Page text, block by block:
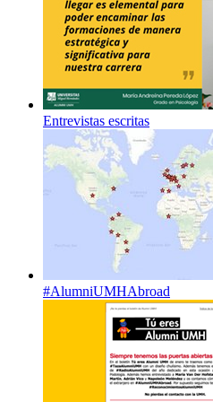
Entrevistas escritas
#AlumniUMHAbroad